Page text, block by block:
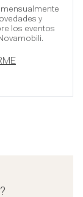
y
los eventos